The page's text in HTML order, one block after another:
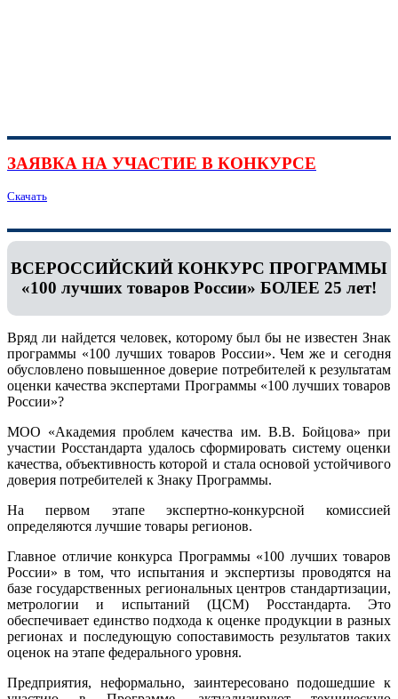
ЗАЯВКА НА УЧАСТИЕ В КОНКУРСЕ
Скачать
ВСЕРОССИЙСКИЙ КОНКУРС ПРОГРАММЫ
«100 лучших товаров России» БОЛЕЕ 25 лет!
Вряд ли найдется человек, которому был бы не известен Знак
программы «100 лучших товаров России». Чем же и сегодня
обусловлено повышенное доверие потребителей к результатам
оценки качества экспертами Программы «100 лучших товаров
России»?
МОО «Академия проблем качества им. В.В. Бойцова» при
участии Росстандарта удалось сформировать систему оценки
качества, объективность которой и стала основой устойчивого
доверия потребителей к Знаку Программы.
На первом этапе экспертно-конкурсной комиссией
определяются лучшие товары регионов.
Главное отличие конкурса Программы «100 лучших товаров
России» в том, что испытания и экспертизы проводятся на
базе государственных региональных центров стандартизации,
метрологии и испытаний (ЦCM) Росстандарта. Это
обеспечивает единство подхода к оценке продукции в разных
регионах и последующую сопоставимость результатов таких
оценок на этапе федерального уровня.
Предприятия, неформально, заинтересовано подошедшие к